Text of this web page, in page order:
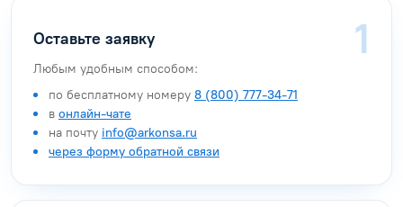
Оставьте заявку
Любым удобным способом:
по бесплатному номеру 8 (800) 777-34-71
в онлайн-чате
на почту info@arkonsa.ru
через форму обратной связи